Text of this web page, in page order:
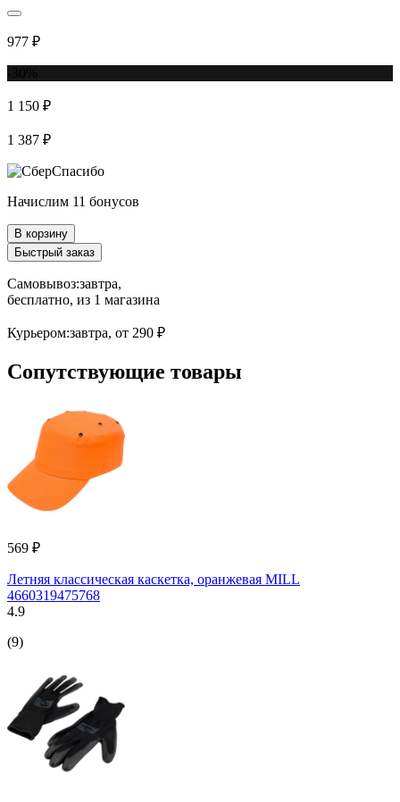
977 ₽
1 150 ₽
1 387 ₽
Начислим 11 бонусов
В корзину
Быстрый заказ
Самовывоз:завтра,
бесплатно, из 1 магазина
Курьером:завтра, от 290 ₽
Сопутствующие товары
569 ₽
Летняя классическая каскетка, оранжевая MILL
4660319475768
4.9
(9)